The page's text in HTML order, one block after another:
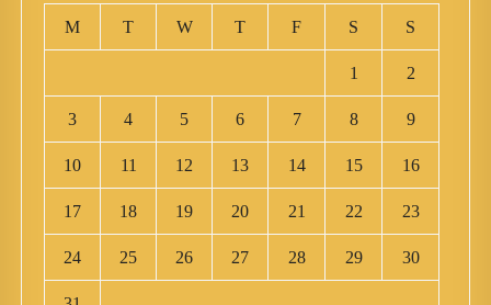
M T W T F S S
1 2
3 4 5 6 7 8 9
10 11 12 13 14 15 16
17 18 19 20 21 22 23
24 25 26 27 28 29 30